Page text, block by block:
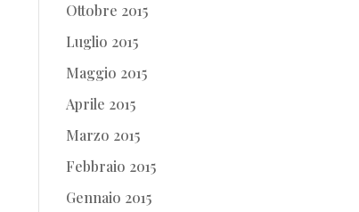
Ottobre 2015
Luglio 2015
Maggio 2015
Aprile 2015
Marzo 2015
Febbraio 2015
Gennaio 2015